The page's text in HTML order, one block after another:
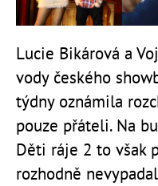
Lucie Bikárová a
vody českého
týdny oznámila
pouze přáteli. Na
Děti ráje 2 to však
rozhodně